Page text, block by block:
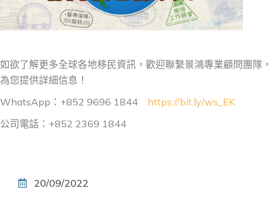
如欲了解更多全球各地移民資訊，歡迎聯繫景鴻專業顧問團隊，
為您提供詳細信息！
WhatsApp：+852 9696 1844 https://bit.ly/ws_EK
公司電話：+852 2369 1844
20/09/2022